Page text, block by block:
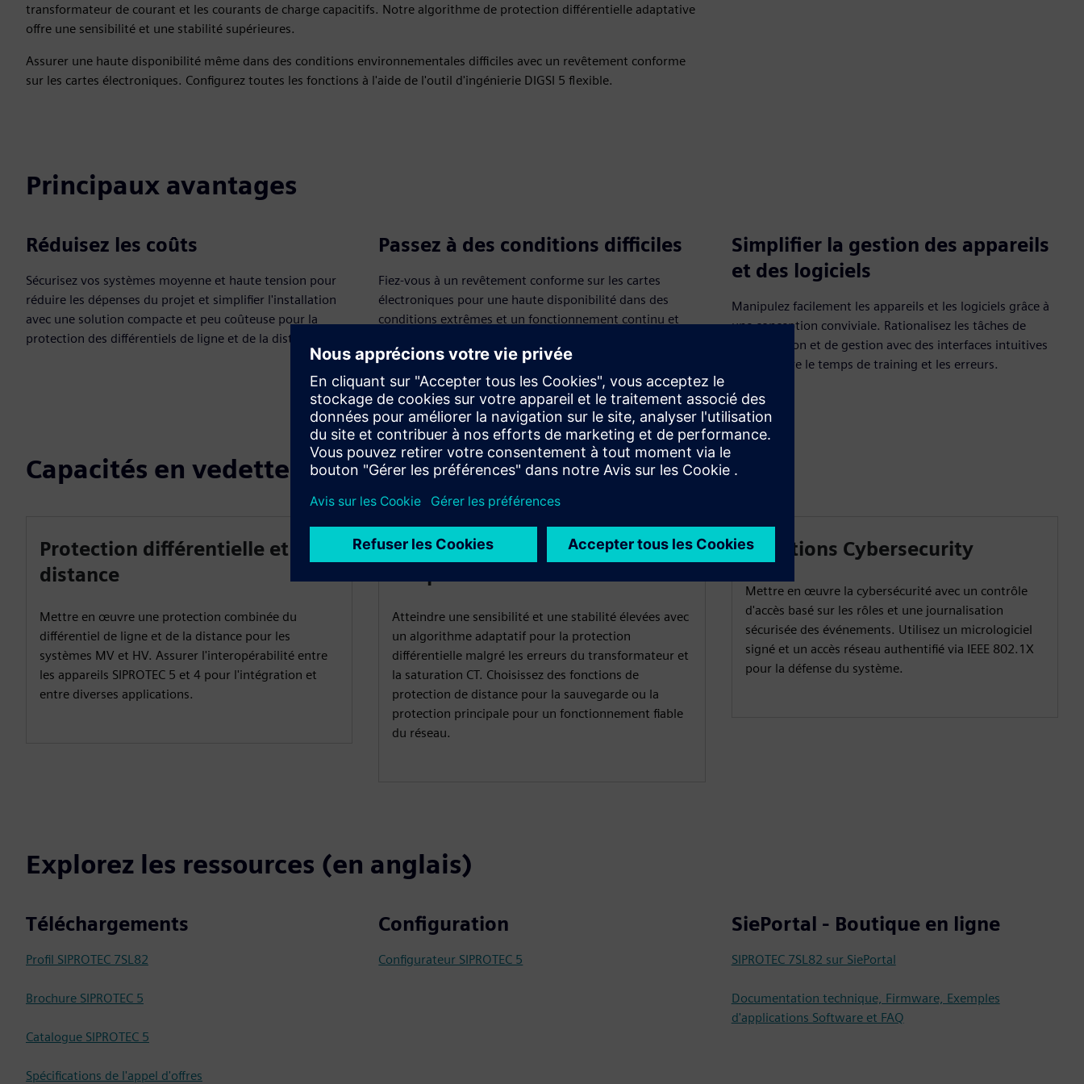
transformateur de courant et les courants de charge capacitifs. Notre algorithme de protection différentielle adaptative
offre une sensibilité et une stabilité supérieures.
Assurer une haute disponibilité même dans des conditions environnementales difficiles avec un revêtement conforme
sur les cartes électroniques. Configurez toutes les fonctions à l'aide de l'outil d'ingénierie DIGSI 5 flexible.
Principaux avantages
Réduisez les coûts
Sécurisez vos systèmes moyenne et haute tension pour
réduire les dépenses du projet et simplifier l'installation
avec une solution compacte et peu coûteuse pour la
protection des différentiels de ligne et de la distance.
Passez à des conditions difficiles
Fiez-vous à un revêtement conforme sur les cartes
électroniques pour une haute disponibilité dans des
conditions extrêmes et un fonctionnement continu et
Simplifier la gestion des appareils
et des logiciels
Manipulez facilement les appareils et les logiciels grâce à
une conception conviviale. Rationalisez les tâches de
configuration et de gestion avec des interfaces intuitives
pour réduire le temps de training et les erreurs.
Capacités en vedette
Protection différentielle et de
distance
Mettre en œuvre une protection combinée du
différentiel de ligne et de la distance pour les
systèmes MV et HV. Assurer l'interopérabilité entre
les appareils SIPROTEC 5 et 4 pour l'intégration et
entre diverses applications.
Algorithme de protection
Atteindre une sensibilité et une stabilité élevées avec
un algorithme adaptatif pour la protection
différentielle malgré les erreurs du transformateur et
la saturation CT. Choisissez des fonctions de
protection de distance pour la sauvegarde ou la
protection principale pour un fonctionnement fiable
du réseau.
Fonctions Cybersecurity
Mettre en œuvre la cybersécurité avec un contrôle
d'accès basé sur les rôles et une journalisation
sécurisée des événements. Utilisez un micrologiciel
signé et un accès réseau authentifié via IEEE 802.1X
pour la défense du système.
Explorez les ressources (en anglais)
Téléchargements
Profil SIPROTEC 7SL82
Brochure SIPROTEC 5
Catalogue SIPROTEC 5
Spécifications de l'appel d'offres
Configuration
Configurateur SIPROTEC 5
SiePortal - Boutique en ligne
SIPROTEC 7SL82 sur SiePortal
Documentation technique, Firmware, Exemples
d'applications Software et FAQ